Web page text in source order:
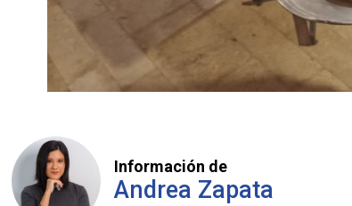
Información de
Andrea Zapata